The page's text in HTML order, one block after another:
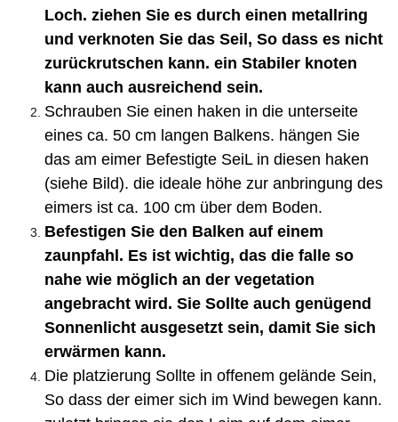
Loch. ziehen Sie es durch einen metallring
und verknoten Sie das Seil, So dass es nicht
zurückrutschen kann. ein Stabiler knoten
kann auch ausreichend sein.
Schrauben Sie einen haken in die unterseite
eines ca. 50 cm langen Balkens. hängen Sie
das am eimer Befestigte SeiL in diesen haken
(siehe Bild). die ideale höhe zur anbringung des
eimers ist ca. 100 cm über dem Boden.
Befestigen Sie den Balken auf einem
zaunpfahl. Es ist wichtig, das die falle so
nahe wie möglich an der vegetation
angebracht wird. Sie Sollte auch genügend
Sonnenlicht ausgesetzt sein, damit Sie sich
erwärmen kann.
Die platzierung Sollte in offenem gelände Sein,
So dass der eimer sich im Wind bewegen kann.